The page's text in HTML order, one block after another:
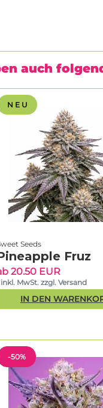
auch
N E U
Seeds
Fruz
20.50 EUR
inkl. MwSt. zzgl. Versand
IN DEN
-50%